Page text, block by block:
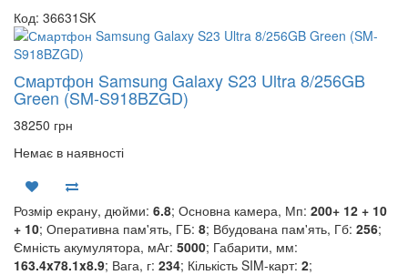
Код: 36631SK
Смартфон Samsung Galaxy S23 Ultra 8/256GB
Green (SM-S918BZGD)
38250 грн
Немає в наявності
Розмір екрану, дюйми: 6.8; Основна камера, Мп: 200+ 12 + 10
+ 10; Оперативна пам'ять, ГБ: 8; Вбудована пам'ять, Гб: 256;
Ємність акумулятора, мАг: 5000; Габарити, мм:
163.4x78.1x8.9; Вага, г: 234; Кількість SIM-карт: 2;